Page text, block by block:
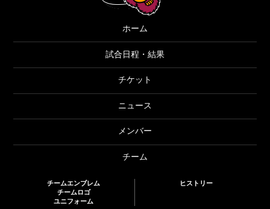
ホーム
試合日程・結果
チケット
ニュース
メンバー
チーム
チームエンブレム
チームロゴ
ユニフォーム
ヒストリー